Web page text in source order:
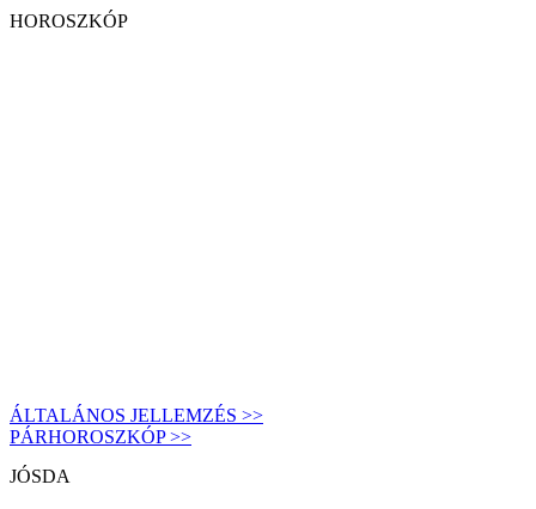
HOROSZKÓP
ÁLTALÁNOS JELLEMZÉS >>
PÁRHOROSZKÓP >>
JÓSDA